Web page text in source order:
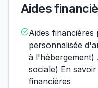
Aides
Aides financières
personnalisée
à l'hébergement)
sociale) En
financières